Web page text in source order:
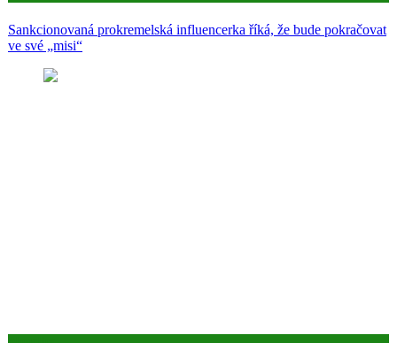
Sankcionovaná prokremelská influencerka říká, že bude pokračovat
ve své „misi“